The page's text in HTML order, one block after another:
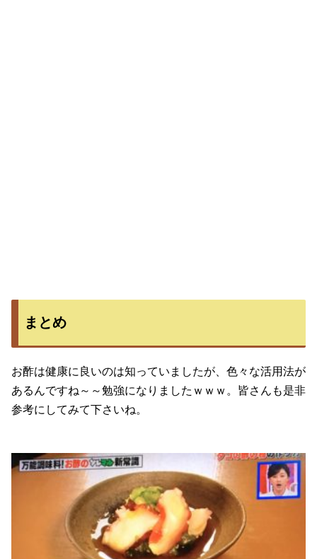
まとめ
お酢は健康に良いのは知っていましたが、色々な活用法が
あるんですね～～勉強になりましたｗｗｗ。皆さんも是非
参考にしてみて下さいね。